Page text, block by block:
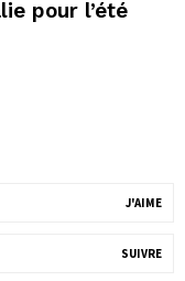
pour l’été
J'AIME
SUIVRE